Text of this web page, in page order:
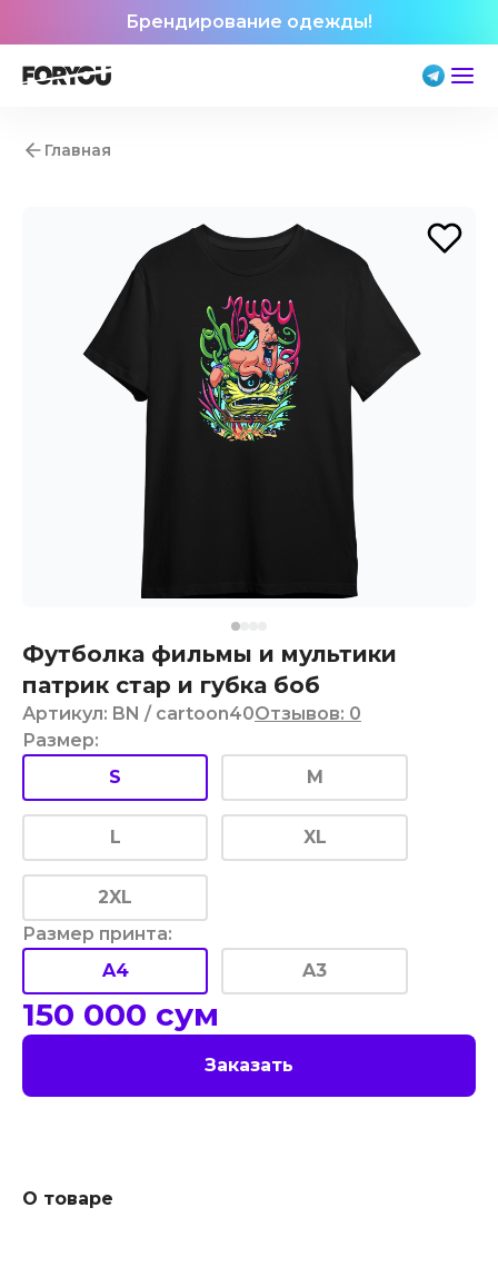
Брендирование одежды!
Главная
Футболка фильмы и мультики
патрик стар и губка боб
Артикул: BN / cartoon40Отзывов: 0
Размер:
S
M
L XL
2XL
Размер принта:
A4
A3
150 000 сум
Заказать
О товаре